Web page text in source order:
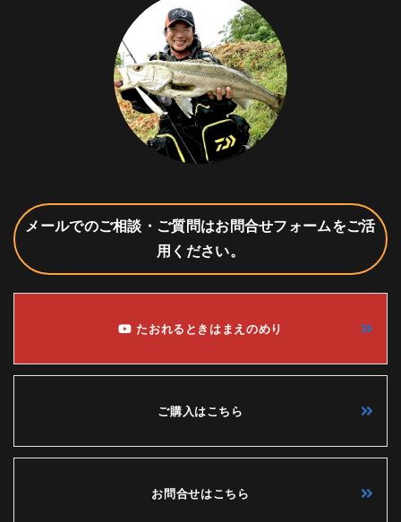
メールでのご相談・ご質問はお問合せフォームをご活
用ください。
たおれるときはまえのめり
ご購入はこちら
お問合せはこちら